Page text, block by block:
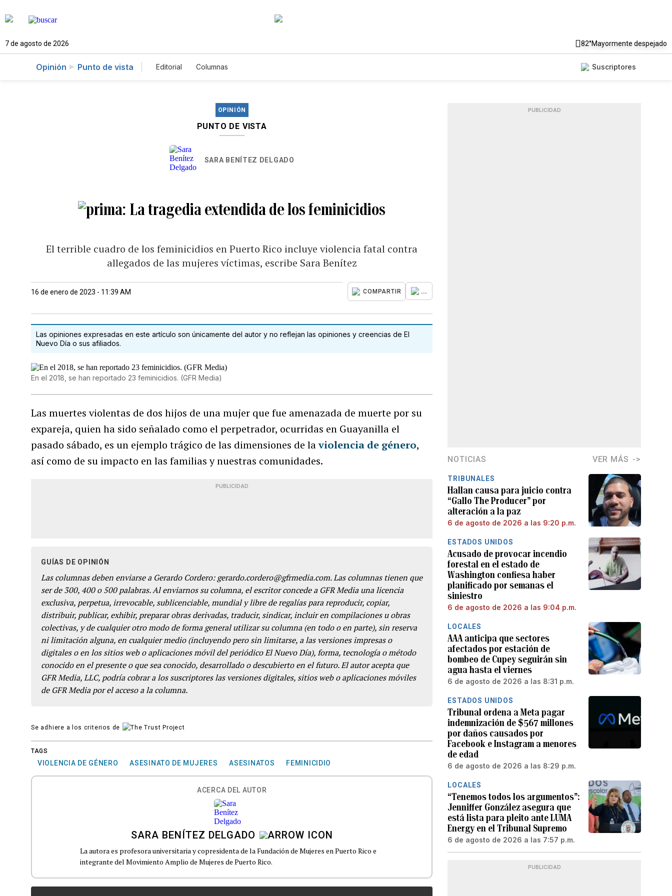
7 de agosto de 2026 82°Mayormente despejado
Opinión Punto de vista Editorial Columnas Suscriptores
OPINIÓN
PUNTO DE VISTA
SARA BENÍTEZ DELGADO
La tragedia extendida de los feminicidios
El terrible cuadro de los feminicidios en Puerto Rico incluye violencia fatal contra
allegados de las mujeres víctimas, escribe Sara Benítez
16 de enero de 2023 - 11:39 AM COMPARTIR ...
Las opiniones expresadas en este artículo son únicamente del autor y no reflejan las opiniones y creencias de El
Nuevo Día o sus afiliados.
En el 2018, se han reportado 23 feminicidios. (GFR Media)
Las muertes violentas de dos hijos de una mujer que fue amenazada de muerte por su
expareja, quien ha sido señalado como el perpetrador, ocurridas en Guayanilla el
pasado sábado, es un ejemplo trágico de las dimensiones de laviolencia de género,
así como de su impacto en las familias y nuestras comunidades.
PUBLICIDAD
GUÍAS DE OPINIÓN
Las columnas deben enviarse a Gerardo Cordero: gerardo.cordero@gfrmedia.com. Las columnas tienen que
ser de 300, 400 o 500 palabras. Al enviarnos su columna, el escritor concede a GFR Media una licencia
exclusiva, perpetua, irrevocable, sublicenciable, mundial y libre de regalías para reproducir, copiar,
distribuir, publicar, exhibir, preparar obras derivadas, traducir, sindicar, incluir en compilaciones u obras
colectivas, y de cualquier otro modo de forma general utilizar su columna (en todo o en parte), sin reserva
ni limitación alguna, en cualquier medio (incluyendo pero sin limitarse, a las versiones impresas o
digitales o en los sitios web o aplicaciones móvil del periódico El Nuevo Día), forma, tecnología o método
conocido en el presente o que sea conocido, desarrollado o descubierto en el futuro. El autor acepta que
GFR Media, LLC, podría cobrar a los suscriptores las versiones digitales, sitios web o aplicaciones móviles
de GFR Media por el acceso a la columna.
Se adhiere a los criterios de
TAGS
VIOLENCIA DE GÉNERO ASESINATO DE MUJERES ASESINATOS FEMINICIDIO
ACERCA DEL AUTOR
SARA BENÍTEZ DELGADO
La autora es profesora universitaria y copresidenta de la Fundación de Mujeres en Puerto Rico e
integrante del Movimiento Amplio de Mujeres de Puerto Rico.
PUBLICIDAD
NOTICIAS VER MÁS
TRIBUNALES
Hallan causa para juicio contra
“Gallo The Producer” por
alteración a la paz
6 de agosto de 2026 a las 9:20 p.m.
ESTADOS UNIDOS
Acusado de provocar incendio
forestal en el estado de
Washington confiesa haber
planificado por semanas el
siniestro
6 de agosto de 2026 a las 9:04 p.m.
LOCALES
AAA anticipa que sectores
afectados por estación de
bombeo de Cupey seguirán sin
agua hasta el viernes
6 de agosto de 2026 a las 8:31 p.m.
ESTADOS UNIDOS
Tribunal ordena a Meta pagar
indemnización de $567 millones
por daños causados por
Facebook e Instagram a menores
de edad
6 de agosto de 2026 a las 8:29 p.m.
LOCALES
“Tenemos todos los argumentos”:
Jenniffer González asegura que
está lista para pleito ante LUMA
Energy en el Tribunal Supremo
6 de agosto de 2026 a las 7:57 p.m.
PUBLICIDAD